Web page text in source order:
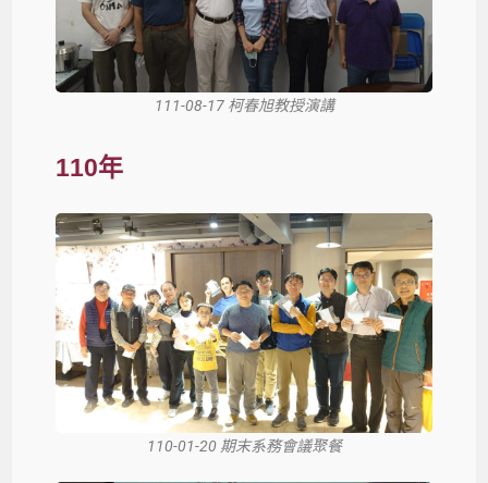
111-08-17 柯春旭教授演講
110年
110-01-20 期末系務會議聚餐